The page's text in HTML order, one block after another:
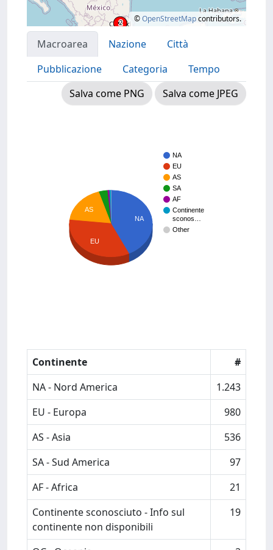
©OpenStreetMapcontributors.
Macroarea Nazione
Città
Pubblicazione
Categoria
Tempo
Salva come PNG
Salva come JPEG
NA
EU
AS
SA
AF
Continente
sconos…
Other
NA
AS
EU
Continente
#
NA - Nord America
1.243
EU - Europa
980
AS - Asia
536
SA - Sud America
97
AF - Africa
21
Continente sconosciuto - Info sul
continente non disponibili
19